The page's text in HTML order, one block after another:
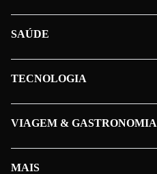
MAIS
SAÚDE
TECNOLOGIA
VIAGEM & GASTRONOMIA